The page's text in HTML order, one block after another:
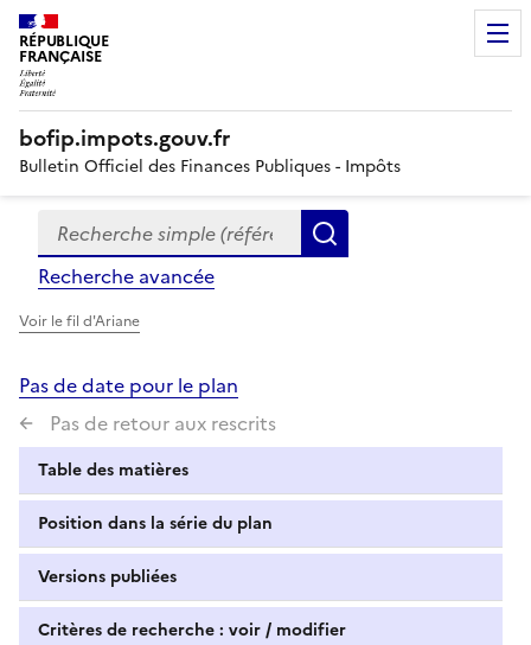
RÉPUBLIQUE
FRANÇAISE
bofip.impots.gouv.fr
Bulletin Officiel des Finances Publiques - Impôts
Formulaire
de
recherche
Recherche simple (références, mots clés, partie du
Recherche avancée
Voir le fil d'Ariane
Pas de date pour le plan
Pas de retour aux rescrits
Table des matières
Position dans la série du plan
Versions publiées
Critères de recherche : voir / modifier